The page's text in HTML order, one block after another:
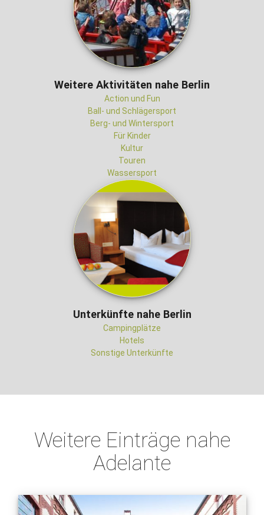
Weitere Aktivitäten nahe Berlin
Action und Fun
Ball- und Schlägersport
Berg- und Wintersport
Für Kinder
Kultur
Touren
Wassersport
Unterkünfte nahe Berlin
Campingplätze
Hotels
Sonstige Unterkünfte
Weitere Einträge nahe
Adelante